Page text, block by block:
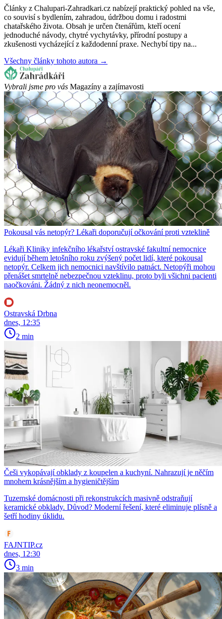
Články z Chalupari-Zahradkari.cz nabízejí praktický pohled na vše,
co souvisí s bydlením, zahradou, údržbou domu i radostmi
chatařského života. Obsah je určen čtenářům, kteří ocení
jednoduché návody, chytré vychytávky, přírodní postupy a
zkušenosti vycházející z každodenní praxe. Nechybí tipy na...
Všechny články tohoto autora →
Vybrali jsme pro vás Magazíny a zajímavosti
Pokousal vás netopýr? Lékaři doporučují očkování proti vzteklině
Lékaři Kliniky infekčního lékařství ostravské fakultní nemocnice
evidují během letošního roku zvýšený počet lidí, které pokousal
netopýr. Celkem jich nemocnici navštívilo patnáct. Netopýři mohou
přenášet smrtelně nebezpečnou vzteklinu, proto byli všichni pacienti
naočkováni. Žádný z nich neonemocněl.
Ostravská Drbna
dnes, 12:35
2 min
Češi vykopávají obklady z koupelen a kuchyní. Nahrazují je něčím
mnohem krásnějším a hygieničtějším
Tuzemské domácnosti při rekonstrukcích masivně odstraňují
keramické obklady. Důvod? Moderní řešení, které eliminuje plísně a
šetří hodiny úklidu.
FAJNTIP.cz
dnes, 12:30
3 min